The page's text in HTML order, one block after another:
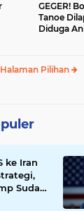
GEGER!
Tanoe
Diduga
Pilihan
ke Iran
Sudah